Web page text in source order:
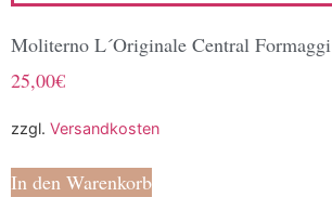
Moliterno L´Originale Central Formaggi
25,00€
zzgl. Versandkosten
In den Warenkorb